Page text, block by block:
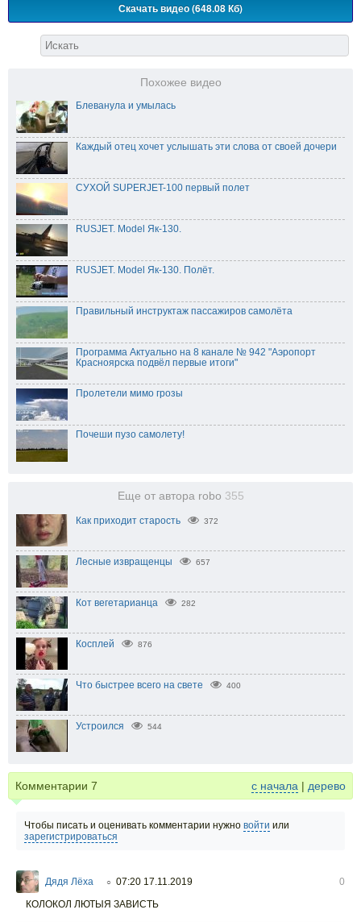
Скачать видео (648.08 Кб)
Похожее видео
Блеванула и умылась
Каждый отец хочет услышать эти слова от своей дочери
СУХОЙ SUPERJET-100 первый полет
RUSJET. Model Як-130.
RUSJET. Model Як-130. Полёт.
Правильный инструктаж пассажиров самолёта
Программа Актуально на 8 канале № 942 "Аэропорт
Красноярска подвёл первые итоги"
Пролетели мимо грозы
Почеши пузо самолету!
Еще от автора robo 355
Как приходит старость 372
Лесные извращенцы 657
Кот вегетарианца 282
Косплей 876
Что быстрее всего на свете 400
Устроился 544
Комментарии 7 с начала | дерево
Чтобы писать и оценивать комментарии нужно войти или
зарегистрироваться
Дядя Лёха ○ 07:20 17.11.2019
0
КОЛОКОЛ ЛЮТЫЯ ЗАВИСТЬ